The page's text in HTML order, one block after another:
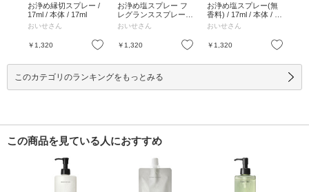
お浄め縁切スプレー /
17ml / 本体 / 17ml
おいせさん
￥1,320 お気に入り
お浄め塩スプレー フ
レグランススプレー /
15g / 15g
おいせさん
￥1,320 お気に入り
お浄め塩スプレー(無
香料) / 17ml / 本体 / 無
香料 / 17ml
おいせさん
￥1,320
このカテゴリのランキングをもっとみる
この商品を見ている人におすすめ